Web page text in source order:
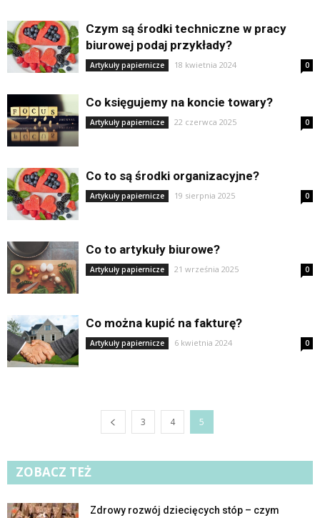
Czym są środki techniczne w pracy
biurowej podaj przykłady?
Artykuły papiernicze 18 kwietnia 2024 0
Co księgujemy na koncie towary?
Artykuły papiernicze 22 czerwca 2025 0
Co to są środki organizacyjne?
Artykuły papiernicze 19 sierpnia 2025 0
Co to artykuły biurowe?
Artykuły papiernicze 21 września 2025 0
Co można kupić na fakturę?
Artykuły papiernicze 6 kwietnia 2024 0
3 4 5
ZOBACZ TEŻ
Zdrowy rozwój dziecięcych stóp – czym